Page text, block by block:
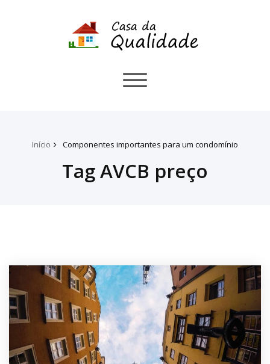
Toggle
Início Componentes importantes para um condomínio
Tag AVCB preço